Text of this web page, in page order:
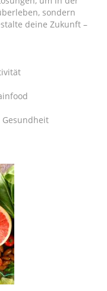
sondern
deine Zukunft –